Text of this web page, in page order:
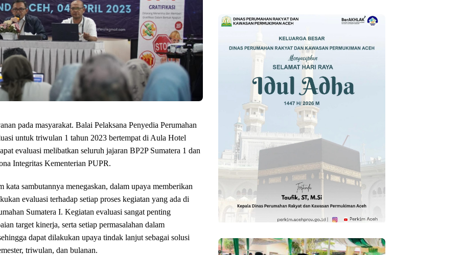
pada masyarakat. Balai Pelaksana Penyedia Perumahan
untuk triwulan 1 tahun 2023 bertempat di Aula Hotel
evaluasi melibatkan seluruh jajaran BP2P Sumatera 1 dan
Integritas Kementerian PUPR.
sambutannya menegaskan, dalam upaya memberikan
evaluasi terhadap setiap proses kegiatan yang ada di
Sumatera I. Kegiatan evaluasi sangat penting
target kinerja, serta setiap permasalahan dalam
dapat dilakukan upaya tindak lanjut sebagai solusi
triwulan, dan bulanan.